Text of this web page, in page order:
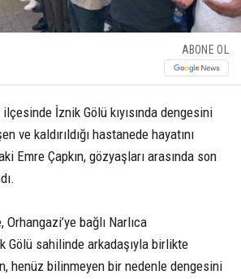
ABONE OL
ilçesinde İznik Gölü kıyısında dengesini
ve kaldırıldığı hastanede hayatını
Emre Çapkın, gözyaşları arasında son
bağlı Narlıca
Gölü sahilinde arkadaşıyla birlikte
henüz bilinmeyen bir nedenle dengesini